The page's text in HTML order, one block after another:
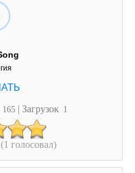
165 | Загрузок 1
голосовал)